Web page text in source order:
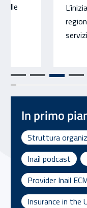
L’iniziativa
regioni italiane
servizi a cittadini
In primo
Struttura
Inail podcast
Provider Inail
Insurance in the